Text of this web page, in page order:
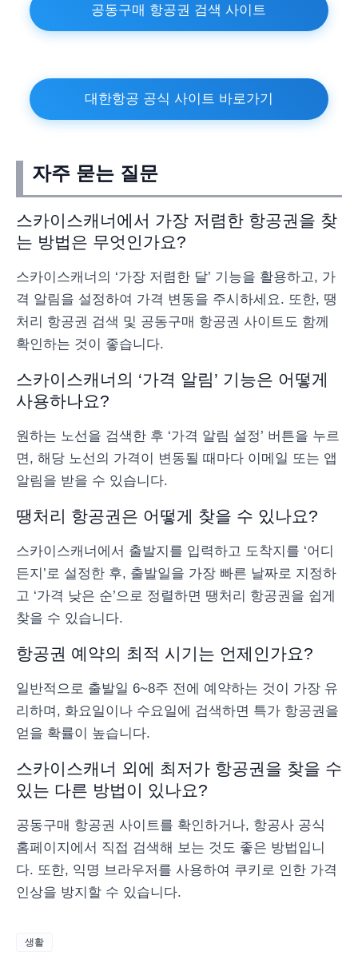
공동구매 항공권 검색 사이트
대한항공 공식 사이트 바로가기
자주 묻는 질문
스카이스캐너에서 가장 저렴한 항공권을 찾
는 방법은 무엇인가요?
스카이스캐너의 ‘가장 저렴한 달’ 기능을 활용하고, 가
격 알림을 설정하여 가격 변동을 주시하세요. 또한, 땡
처리 항공권 검색 및 공동구매 항공권 사이트도 함께
확인하는 것이 좋습니다.
스카이스캐너의 ‘가격 알림’ 기능은 어떻게
사용하나요?
원하는 노선을 검색한 후 ‘가격 알림 설정’ 버튼을 누르
면, 해당 노선의 가격이 변동될 때마다 이메일 또는 앱
알림을 받을 수 있습니다.
땡처리 항공권은 어떻게 찾을 수 있나요?
스카이스캐너에서 출발지를 입력하고 도착지를 ‘어디
든지’로 설정한 후, 출발일을 가장 빠른 날짜로 지정하
고 ‘가격 낮은 순’으로 정렬하면 땡처리 항공권을 쉽게
찾을 수 있습니다.
항공권 예약의 최적 시기는 언제인가요?
일반적으로 출발일 6~8주 전에 예약하는 것이 가장 유
리하며, 화요일이나 수요일에 검색하면 특가 항공권을
얻을 확률이 높습니다.
스카이스캐너 외에 최저가 항공권을 찾을 수
있는 다른 방법이 있나요?
공동구매 항공권 사이트를 확인하거나, 항공사 공식
홈페이지에서 직접 검색해 보는 것도 좋은 방법입니
다. 또한, 익명 브라우저를 사용하여 쿠키로 인한 가격
인상을 방지할 수 있습니다.
생활